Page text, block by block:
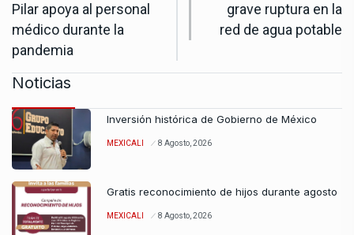
Pilar apoya al personal
médico durante la
pandemia
grave ruptura en la
red de agua potable
Noticias
Inversión histórica de Gobierno de México
MEXICALI 8 Agosto, 2026
Gratis reconocimiento de hijos durante agosto
MEXICALI 8 Agosto, 2026